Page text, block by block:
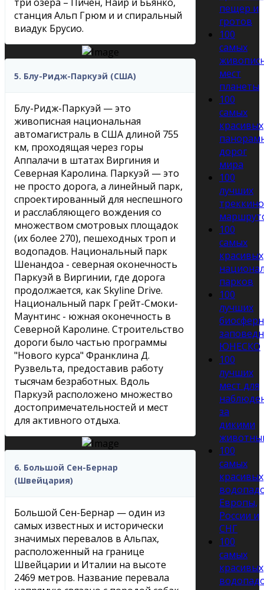
станция Альп Грюм и и спиральный
виадук Брусио.
5. Блу-Ридж-Паркуэй (США)
Блу-Ридж-Паркуэй — это
живописная национальная
автомагистраль в США длиной 755
км, проходящая через горы
Аппалачи в штатах Виргиния и
Северная Каролина. Паркуэй — это
не просто дорога, а линейный парк,
спроектированный для неспешного
и расслабляющего вождения со
множеством смотровых площадок
(их более 270), пешеходных троп и
водопадов. Национальный парк
Шенандоа - северная оконечность
Паркуэй в Виргинии, где дорога
продолжается, как Skyline Drive.
Национальный парк Грейт-Смоки-
Маунтинс - южная оконечность в
Северной Каролине. Строительство
дороги было частью программы
"Нового курса" Франклина Д.
Рузвельта, предоставив работу
тысячам безработных. Вдоль
Паркуэй расположено множество
достопримечательностей и мест
для активного отдыха.
6. Большой Сен-Бернар
(Швейцария)
Большой Сен-Бернар — один из
самых известных и исторически
значимых перевалов в Альпах,
расположенный на границе
Швейцарии и Италии на высоте
2469 метров. Название перевала
пещер и
гротов
100
самых
мест
планеты
100
самых
красивых
дорог
мира
100
лучших
100
самых
красивых
парков
100
лучших
ЮНЕСКО
100
лучших
мест для
за
дикими
100
самых
красивых
Европы,
России и
СНГ
100
самых
красивых